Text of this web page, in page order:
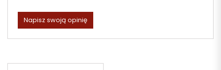
Napisz swoją opinię